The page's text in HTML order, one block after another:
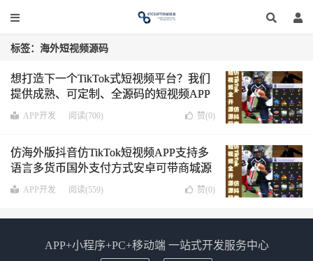
标签：海外短视频源码
想打造下一个TikTok式短视频平台？我们
提供成熟、可定制、全源码的短视频APP
解决方案，助您快速入场，领跑赛道。
APP开发 阅读(700) 赞(0)
仿海外版抖音仿TikTok短视频APP支持多
语言多货币国外支付方式安卓可带商城源
码
APP开发 阅读(559) 赞(0)
APP+小程序+PC+移动端 一站式开发服务中心